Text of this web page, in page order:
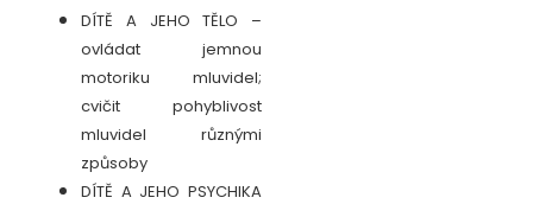
DÍTĚ A JEHO TĚLO –
ovládat jemnou
motoriku mluvidel;
cvičit pohyblivost
mluvidel různými
způsoby
DÍTĚ A JEHO PSYCHIKA